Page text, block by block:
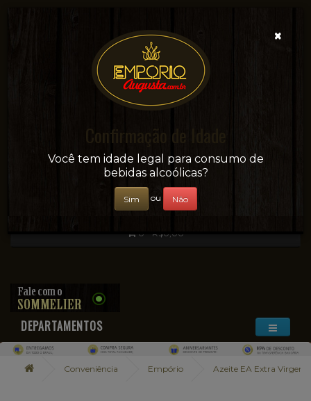
Sua conveniência e adega on-line!
0 - R$0,00
DEPARTAMENTOS
Conveniência Empório Azeite EA Extra Virgem
×
Confirmação de Idade
Você tem idade legal para consumo de
bebidas alcoólicas?
Sim ou Não